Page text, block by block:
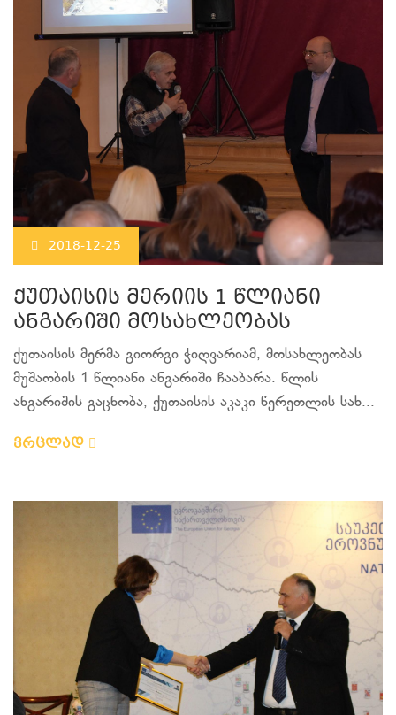
2018-12-25
ქუთაისის მერიის 1 წლიანი
ანგარიში მოსახლეობას
ქუთაისის მერმა გიორგი ჭიღვარიამ, მოსახლეობას
მუშაობის 1 წლიანი ანგარიში ჩააბარა. წლის
ანგარიშის გაცნობა, ქუთაისის აკაკი წერეთლის სახ...
ვრცლად